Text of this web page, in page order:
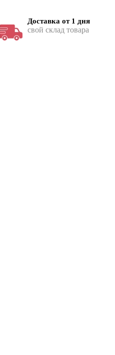
Доставка от 1 дня
свой склад товара